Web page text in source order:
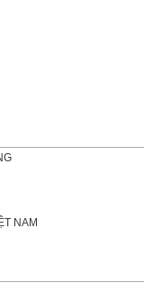
NAM